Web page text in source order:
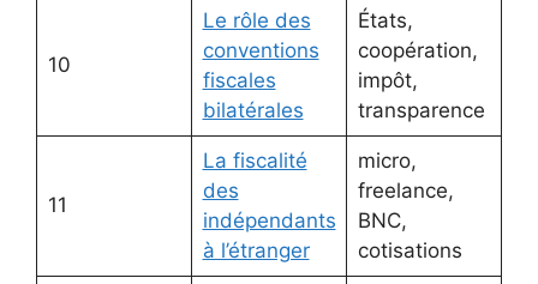
10
Le rôle des
conventions
fiscales
bilatérales
États,
coopération,
impôt,
transparence
11
La fiscalité
des
indépendants
à l’étranger
micro,
freelance,
BNC,
cotisations